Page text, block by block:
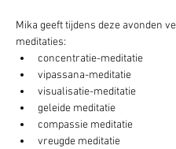
Mika geeft tijdens deze avonden
meditaties:
concentratie-meditatie
vipassana-meditatie
visualisatie-meditatie
geleide meditatie
compassie meditatie
vreugde meditatie